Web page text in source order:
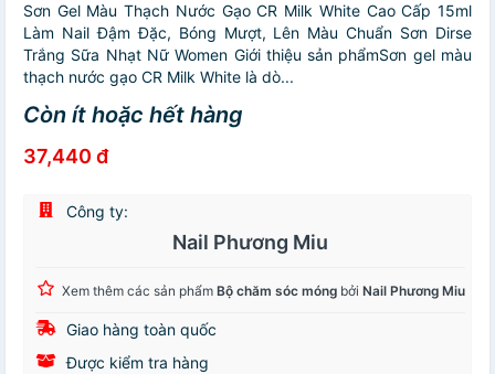
Sơn Gel Màu Thạch Nước Gạo CR Milk White Cao Cấp 15ml
Làm Nail Đậm Đặc, Bóng Mượt, Lên Màu Chuẩn Sơn Dirse
Trắng Sữa Nhạt Nữ Women Giới thiệu sản phẩmSơn gel màu
thạch nước gạo CR Milk White là dò...
Còn ít hoặc hết hàng
37,440 đ
Công ty:
Nail Phương Miu
Xem thêm các sản phẩm Bộ chăm sóc móng bởi Nail Phương Miu
Giao hàng toàn quốc
Được kiểm tra hàng